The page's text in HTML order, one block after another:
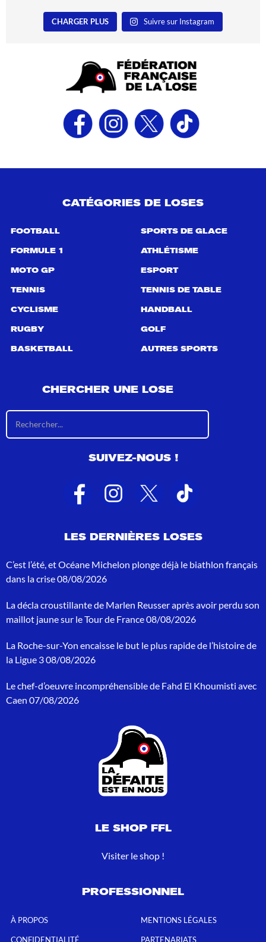
CHARGER PLUS Suivre sur Instagram
CATÉGORIES DE LOSES
FOOTBALL
FORMULE 1
MOTO GP
TENNIS
CYCLISME
RUGBY
BASKETBALL
SPORTS DE GLACE
ATHLÉTISME
ESPORT
TENNIS DE TABLE
HANDBALL
GOLF
AUTRES SPORTS
CHERCHER UNE LOSE
s
l
a
t
s
r
c
c
h
o
:
SUIVEZ-NOUS !
LES DERNIÈRES LOSES
C’est l’été, et Océane Michelon plonge déjà le biathlon français
dans la crise08/08/2026
La décla croustillante de Marlen Reusser après avoir perdu son
maillot jaune sur le Tour de France08/08/2026
La Roche-sur-Yon encaisse le but le plus rapide de l’histoire de
la Ligue 308/08/2026
Le chef-d’oeuvre incompréhensible de Fahd El Khoumisti avec
Caen 07/08/2026
LE SHOP FFL
Visiter le shop !
PROFESSIONNEL
À PROPOS
CONFIDENTIALITÉ
MENTIONS LÉGALES
PARTENARIATS